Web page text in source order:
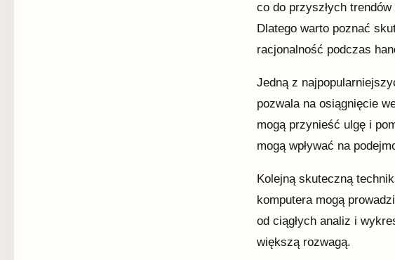
co do przyszłych
Dlatego warto poznać
racjonalność podczas
Jedną z
pozwala na osiągnięcie
mogą przynieść ulgę i
mogą wpływać na
Kolejną skuteczną
komputera mogą
od ciągłych analiz i
większą rozwagą.